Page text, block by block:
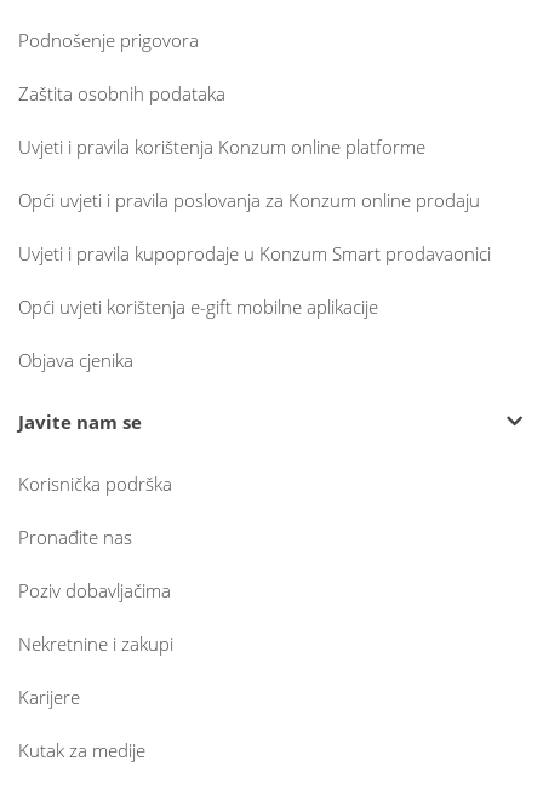
Podnošenje prigovora
Zaštita osobnih podataka
Uvjeti i pravila korištenja Konzum online platforme
Opći uvjeti i pravila poslovanja za Konzum online prodaju
Uvjeti i pravila kupoprodaje u Konzum Smart prodavaonici
Opći uvjeti korištenja e-gift mobilne aplikacije
Objava cjenika
Javite nam se
Korisnička podrška
Pronađite nas
Poziv dobavljačima
Nekretnine i zakupi
Karijere
Kutak za medije